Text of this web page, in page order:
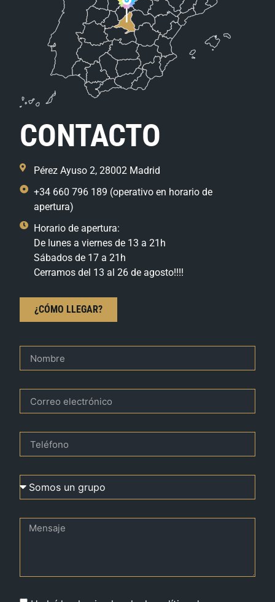
CONTACTO
Pérez Ayuso 2, 28002 Madrid
+34 660 796 189 (operativo en horario de
apertura)
Horario de apertura:
De lunes a viernes de 13 a 21h
Sábados de 17 a 21h
Cerramos del 13 al 26 de agosto!!!!
¿CÓMO LLEGAR?